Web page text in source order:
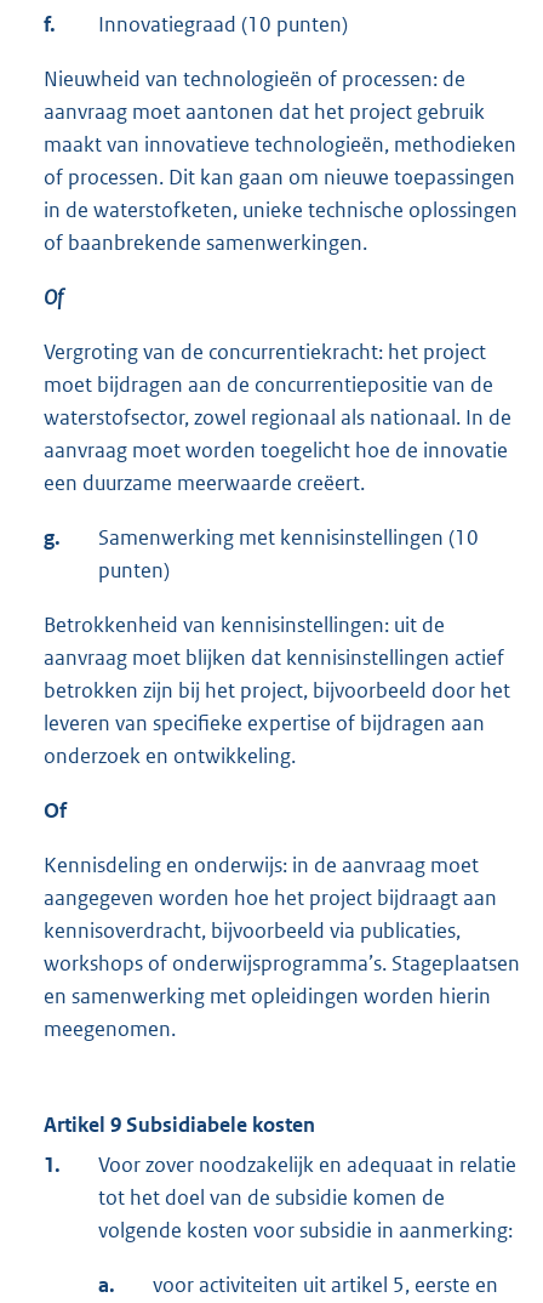
f. Innovatiegraad (10 punten)
Nieuwheid van technologieën of processen: de
aanvraag moet aantonen dat het project gebruik
maakt van innovatieve technologieën, methodieken
of processen. Dit kan gaan om nieuwe toepassingen
in de waterstofketen, unieke technische oplossingen
of baanbrekende samenwerkingen.
Of
Vergroting van de concurrentiekracht: het project
moet bijdragen aan de concurrentiepositie van de
waterstofsector, zowel regionaal als nationaal. In de
aanvraag moet worden toegelicht hoe de innovatie
een duurzame meerwaarde creëert.
g.
Samenwerking met kennisinstellingen (10
punten)
Betrokkenheid van kennisinstellingen: uit de
aanvraag moet blijken dat kennisinstellingen actief
betrokken zijn bij het project, bijvoorbeeld door het
leveren van specifieke expertise of bijdragen aan
onderzoek en ontwikkeling.
Of
Kennisdeling en onderwijs: in de aanvraag moet
aangegeven worden hoe het project bijdraagt aan
kennisoverdracht, bijvoorbeeld via publicaties,
workshops of onderwijsprogramma’s. Stageplaatsen
en samenwerking met opleidingen worden hierin
meegenomen.
Artikel 9 Subsidiabele kosten
1.
Voor zover noodzakelijk en adequaat in relatie
tot het doel van de subsidie komen de
volgende kosten voor subsidie in aanmerking:
a.
voor activiteiten uit artikel 5, eerste en